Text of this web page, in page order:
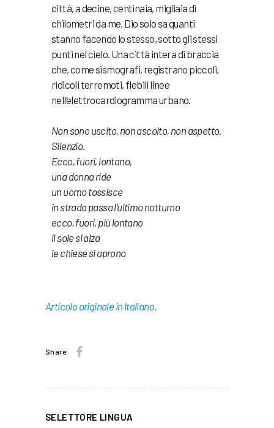
città, a decine, centinaia, migliaia di
chilometri da me, Dio solo sa quanti
stanno facendo lo stesso, sotto gli stessi
punti nel cielo. Una città intera di braccia
che, come sismografi, registrano piccoli,
ridicoli terremoti, flebili linee
nell’elettrocardiogramma urbano.
Non sono uscito, non ascolto, non aspetto.
Silenzio.
Ecco, fuori, lontano,
una donna ride
un uomo tossisce
in strada passa l’ultimo notturno
ecco, fuori, più lontano
ll sole si alza
le chiese si aprono
Articolo originale in Italiano.
Share:
SELETTORE LINGUA